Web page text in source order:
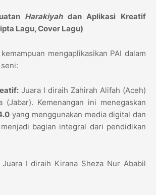
Harakiyahdan Aplikasi Kreatif
Lagu, Cover Lagu)
mengaplikasikan PAI dalam
Juara I diraih Zahirah Alifah (Aceh)
(Jabar). Kemenangan ini menegaskan
yang menggunakan media digital dan
bagian integral dari pendidikan
I diraih Kirana Sheza Nur Ababil